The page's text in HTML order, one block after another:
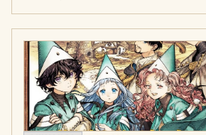
untuk musim keduanya pada Senin.
dijadwalkan tayang pada 8 Juli pukul